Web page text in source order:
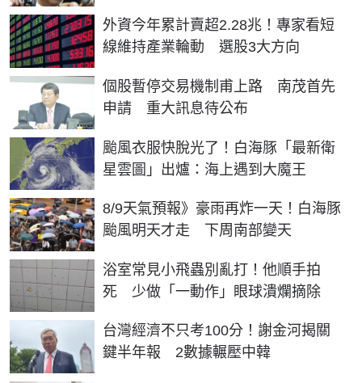
外資今年累計賣超2.28兆！專家看短
線維持產業輪動 選股3大方向
個股暫停交易機制甫上路 南茂首先
申請 重大訊息待公布
颱風衣服快脫光了！白海豚「最新衛
星雲圖」出爐：海上遇到大魔王
8/9天氣預報》豪雨再炸一天！白海豚
颱風明天才走 下周南部變天
浴室常見小飛蟲別亂打！他順手拍
死 少做「一動作」眼球潰爛摘除
台灣經濟不只考100分！謝金河揭關
鍵半年報 2數據輾壓中韓